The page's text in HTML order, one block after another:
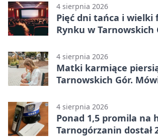
4 sierpnia 2026
Pięć dni tańca i wielki
Rynku w Tarnowskich
4 sierpnia 2026
Matki karmiące
Tarnowskich Gór.
4 sierpnia 2026
Ponad 1,5 promila na
Tarnogórzanin dostał